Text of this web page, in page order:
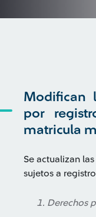
Modifican
por
matricula
Se actualizan
sujetos a
Derechos